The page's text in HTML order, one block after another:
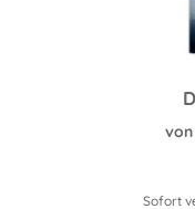
von
Sofort